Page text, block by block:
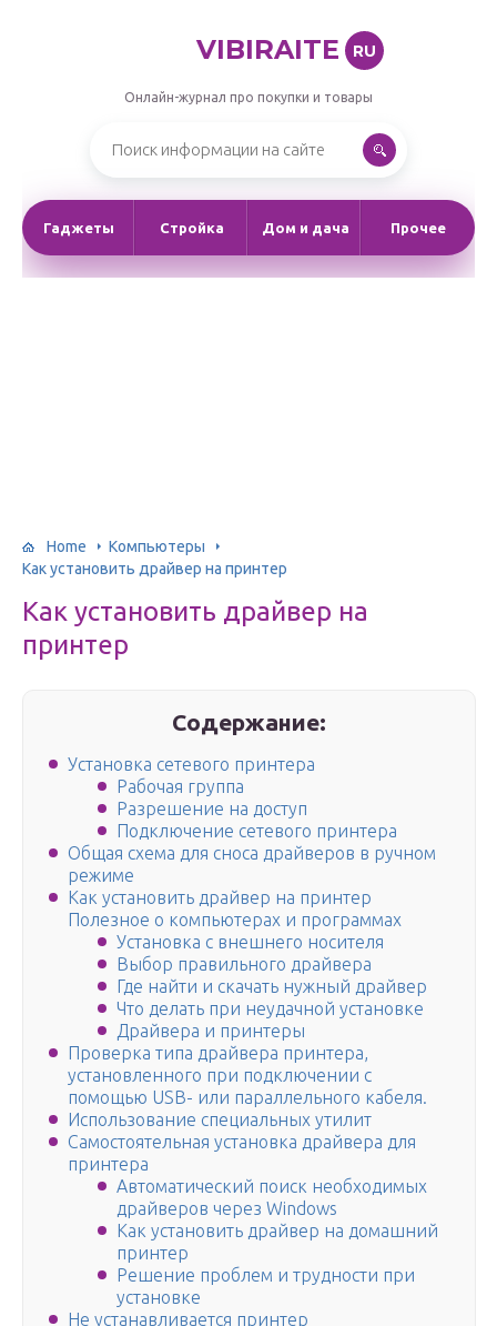
VIBIRAITE RU
Онлайн-журнал про покупки и товары
Гаджеты Стройка Дом и дача Прочее
Home
Компьютеры
Как установить драйвер на принтер
Как установить драйвер на
принтер
Содержание:
Установка сетевого принтера
Рабочая группа
Разрешение на доступ
Подключение сетевого принтера
Общая схема для сноса драйверов в ручном
режиме
Как установить драйвер на принтер
Полезное о компьютерах и программах
Установка с внешнего носителя
Выбор правильного драйвера
Где найти и скачать нужный драйвер
Что делать при неудачной установке
Драйвера и принтеры
Проверка типа драйвера принтера,
установленного при подключении с
помощью USB- или параллельного кабеля.
Использование специальных утилит
Самостоятельная установка драйвера для
принтера
Автоматический поиск необходимых
драйверов через Windows
Как установить драйвер на домашний
принтер
Решение проблем и трудности при
установке
Не устанавливается принтер